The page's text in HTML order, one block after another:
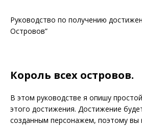
Руководство по получению
Островов”
Король всех островов.
В этом руководстве я опишу
этого достижения. Достижение
созданным персонажем, поэтому вы